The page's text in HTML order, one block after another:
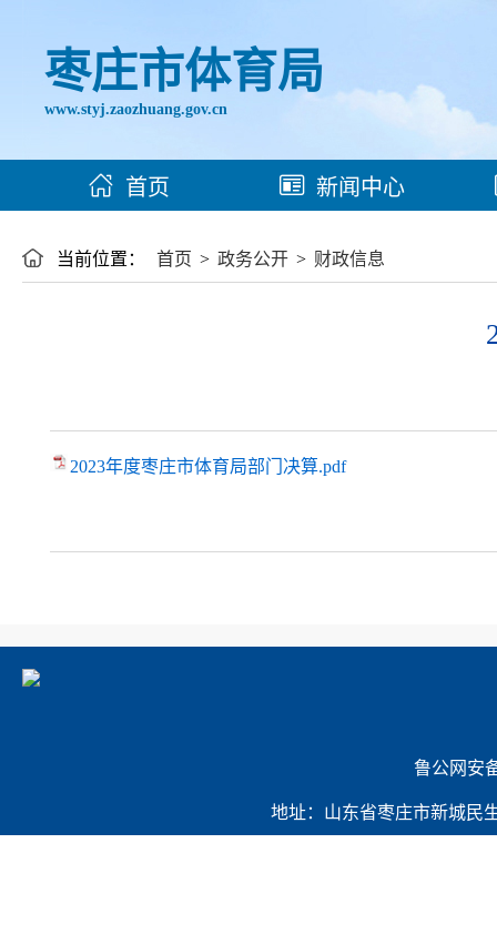
枣庄市体育局
www.styj.zaozhuang.gov.cn
首页 新闻中心
当前位置： 首页 > 政务公开 > 财政信息
2023年度枣庄市体育局部门决算.pdf
地址：山东省枣庄市新城民